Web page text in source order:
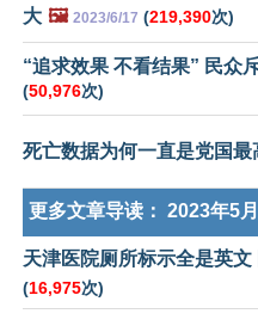
大 🖼️ 2023/6/17 (219,390次)
“追求效果 不看结果” 民众
(50,976次)
死亡数据为何一直是党国最
更多文章导读： 2023年5
天津医院厕所标示全是英文
(16,975次)